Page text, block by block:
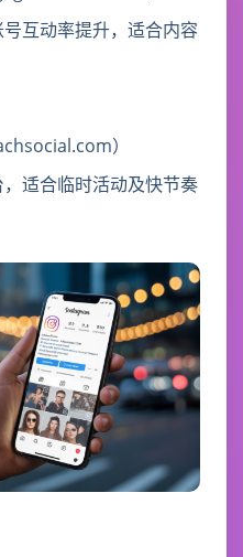
互动率提升，适合内容
）
适合临时活动及快节奏